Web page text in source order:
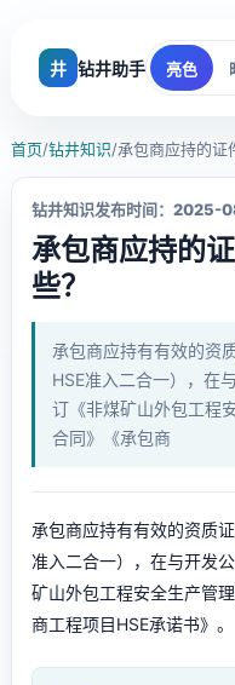
井 钻井助手 亮色
首页/钻井知识/承包商应持的证
钻井知识发布时间：2025-
承包商应持的
些？
承包商应持有有效的资
HSE准入二合一），在
订《非煤矿山外包工程
合同》《承包商
承包商应持有有效的资质
准入二合一），在与开发
矿山外包工程安全生产管
商工程项目HSE承诺书》。